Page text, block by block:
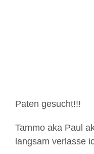
Paten gesucht!!!
Tammo aka Paul
langsam verlasse